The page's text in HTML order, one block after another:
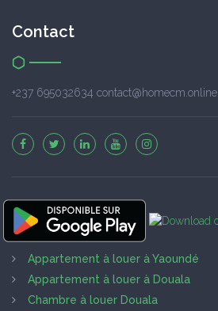
Contact
+237 695032634 contact@homecm.online
Appartement à louer à Yaoundé
Appartement à louer à Douala
Chambre à louer Douala